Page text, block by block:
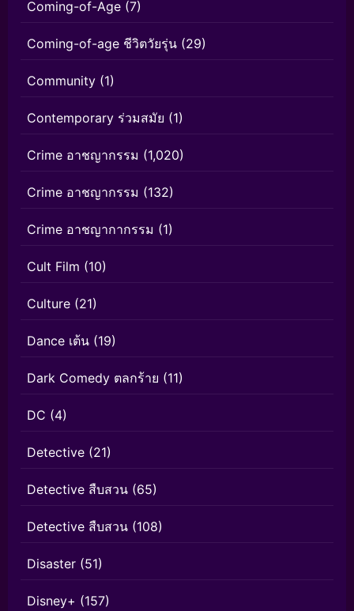
Coming-of-Age (7)
Coming-of-age ชีวิตวัยรุ่น (29)
Community (1)
Contemporary ร่วมสมัย (1)
Crime อาชญากรรม (1,020)
Crime อาชญากรรม (132)
Crime อาชญากากรรม (1)
Cult Film (10)
Culture (21)
Dance เต้น (19)
Dark Comedy ตลกร้าย (11)
DC (4)
Detective (21)
Detective สืบสวน (65)
Detective สืบสวน (108)
Disaster (51)
Disney+ (157)